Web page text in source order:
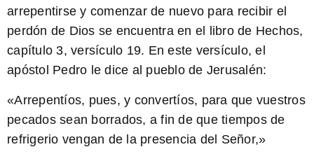
arrepentirse y comenzar de nuevo para recibir el
perdón de Dios se encuentra en el libro de Hechos,
capítulo 3, versículo 19. En este versículo, el
apóstol Pedro le dice al pueblo de Jerusalén:
«Arrepentíos, pues, y convertíos, para que vuestros
pecados sean borrados, a fin de que tiempos de
refrigerio vengan de la presencia del Señor,»